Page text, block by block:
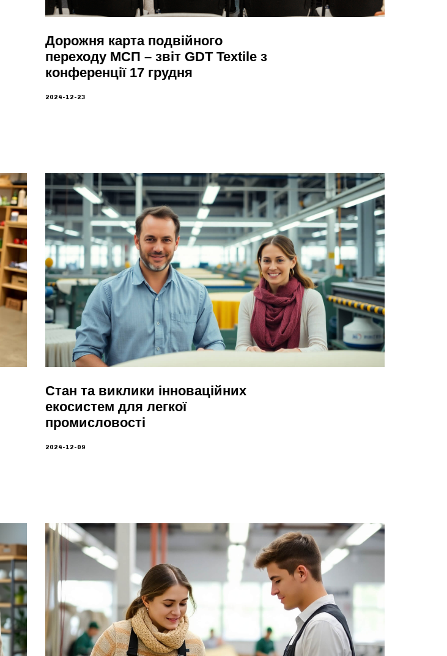
Дорожня карта подвійного
переходу МСП – звіт GDT Textile з
конференції 17 грудня
2024-12-23
Стан та виклики інноваційних
екосистем для легкої
промисловості
2024-12-09